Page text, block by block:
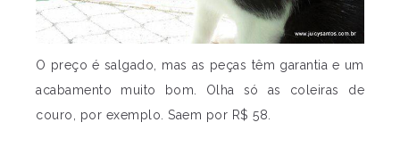
O preço é salgado, mas as peças têm garantia e um
acabamento muito bom. Olha só as coleiras de
couro, por exemplo. Saem por R$ 58.